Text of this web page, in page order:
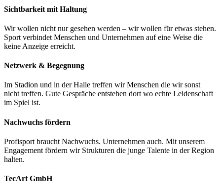
Sichtbarkeit mit Haltung
Wir wollen nicht nur gesehen werden – wir wollen für etwas stehen.
Sport verbindet Menschen und Unternehmen auf eine Weise die
keine Anzeige erreicht.
Netzwerk & Begegnung
Im Stadion und in der Halle treffen wir Menschen die wir sonst
nicht treffen. Gute Gespräche entstehen dort wo echte Leidenschaft
im Spiel ist.
Nachwuchs fördern
Profisport braucht Nachwuchs. Unternehmen auch. Mit unserem
Engagement fördern wir Strukturen die junge Talente in der Region
halten.
TecArt GmbH